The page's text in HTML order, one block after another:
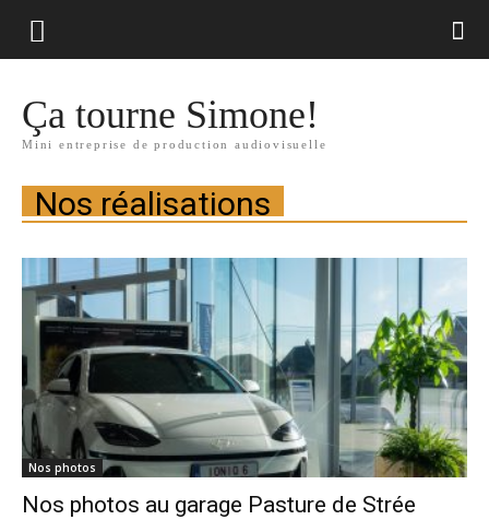
Ça tourne Simone!
Mini entreprise de production audiovisuelle
Nos réalisations
Nos photos
Nos photos au garage Pasture de Strée